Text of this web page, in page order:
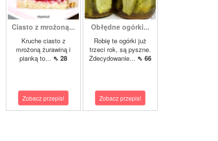
Ciasto z mrożoną...
Kruche ciasto z
mrożoną żurawiną i
pianką to... ⇖ 28
Zobacz przepis!
Obłędne ogórki...
Robię te ogórki już
trzeci rok, są pyszne.
Zdecydowanie... ⇖ 66
Zobacz przepis!